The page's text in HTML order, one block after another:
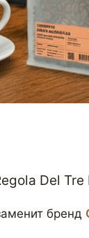
Del Tre
бренд